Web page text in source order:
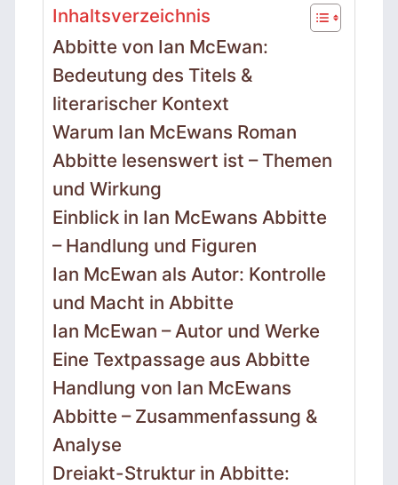
Inhaltsverzeichnis
Abbitte von Ian McEwan:
Bedeutung des Titels &
literarischer Kontext
Warum Ian McEwans Roman
Abbitte lesenswert ist – Themen
und Wirkung
Einblick in Ian McEwans Abbitte
– Handlung und Figuren
Ian McEwan als Autor: Kontrolle
und Macht in Abbitte
Ian McEwan – Autor und Werke
Eine Textpassage aus Abbitte
Handlung von Ian McEwans
Abbitte – Zusammenfassung &
Analyse
Dreiakt-Struktur in Abbitte: